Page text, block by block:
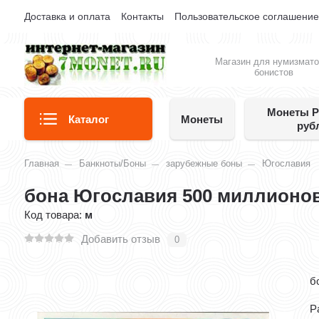
Доставка и оплата Контакты Пользовательское соглашение
Магазин для
бонистов
Каталог Монеты
Монеты
Главная Банкноты/Боны зарубежные боны Югославия
бона Югославия 500
Код товара: м
Добавить отзыв
0